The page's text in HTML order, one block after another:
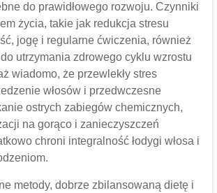
do prawidłowego rozwoju. Czynniki
życia, takie jak redukcja stresu
jogę i regularne ćwiczenia, również
utrzymania zdrowego cyklu wzrostu
wiadomo, że przewlekły stres
włosów i przedwczesne
ostrych zabiegów chemicznych,
na gorąco i zanieczyszczeń
chroni integralność łodygi włosa i
metody, dobrze zbilansowaną dietę i